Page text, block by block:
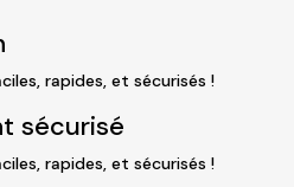
rapides, et sécurisés !
sécurisé
rapides, et sécurisés !